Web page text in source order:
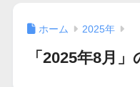
ホーム 2025年
「2025年8月